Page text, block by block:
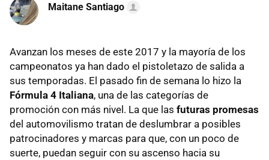
Maitane Santiago
Avanzan los meses de este 2017 y la mayoría de los
campeonatos ya han dado el pistoletazo de salida a
sus temporadas. El pasado fin de semana lo hizo la
Fórmula 4 Italiana, una de las categorías de
promoción con más nivel. La que las futuras promesas
del automovilismo tratan de deslumbrar a posibles
patrocinadores y marcas para que, con un poco de
suerte, puedan seguir con su ascenso hacia su